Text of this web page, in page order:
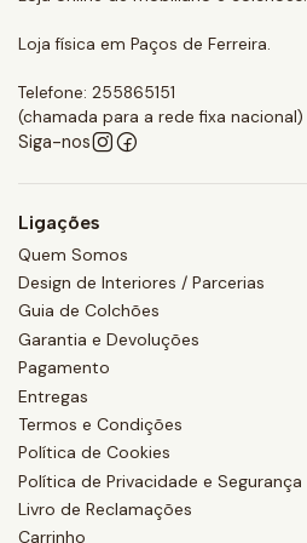
Loja física em Paços de Ferreira.
Telefone: 255865151
(chamada para a rede fixa nacional)
Siga-nos
Ligações
Quem Somos
Design de Interiores / Parcerias
Guia de Colchões
Garantia e Devoluções
Pagamento
Entregas
Termos e Condições
Política de Cookies
Política de Privacidade e Segurança
Livro de Reclamações
Carrinho